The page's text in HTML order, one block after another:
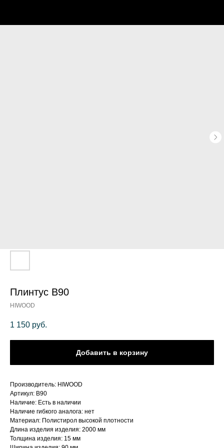
Плинтус В90
HIWOOD
1 150 руб.
Добавить в корзину
Производитель: HIWOOD
Артикул: В90
Наличие: Есть в наличии
Наличие гибкого аналога: нет
Материал: Полистирол высокой плотности
Длина изделия изделия: 2000 мм
Толщина изделия: 15 мм